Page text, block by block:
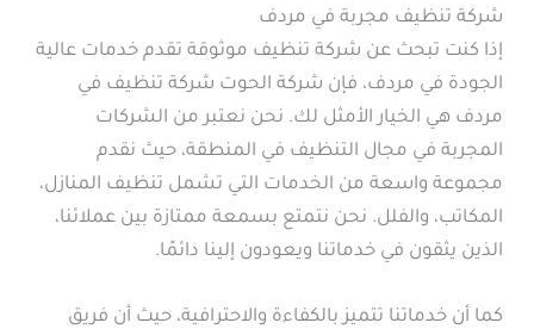
شركة تنظيف مجربة في مردف
إذا كنت تبحث عن شركة تنظيف موثوقة تقدم خدمات عالية
الجودة في مردف، فإن شركة الحوت شركة تنظيف في
مردف هي الخيار الأمثل لك. نحن نعتبر من الشركات
المجربة في مجال التنظيف في المنطقة، حيث نقدم
مجموعة واسعة من الخدمات التي تشمل تنظيف المنازل،
المكاتب، والفلل. نحن نتمتع بسمعة ممتازة بين عملائنا،
الذين يثقون في خدماتنا ويعودون إلينا دائمًا.
كما أن خدماتنا تتميز بالكفاءة والاحترافية، حيث أن فريق